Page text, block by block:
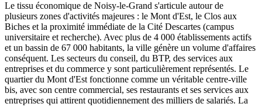
Le tissu économique de Noisy-le-Grand s'articule autour de
plusieurs zones d'activités majeures : le Mont d'Est, le Clos aux
Biches et la proximité immédiate de la Cité Descartes (campus
universitaire et recherche). Avec plus de 4 000 établissements actifs
et un bassin de 67 000 habitants, la ville génère un volume d'affaires
conséquent. Les secteurs du conseil, du BTP, des services aux
entreprises et du commerce y sont particulièrement représentés. Le
quartier du Mont d'Est fonctionne comme un véritable centre-ville
bis, avec son centre commercial, ses restaurants et ses services aux
entreprises qui attirent quotidiennement des milliers de salariés. La